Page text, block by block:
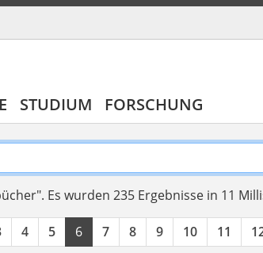
STUDIUM FORSCHUNG
Es wurden 235 Ergebnisse in 11
4 5 6 7 8 9 10 11